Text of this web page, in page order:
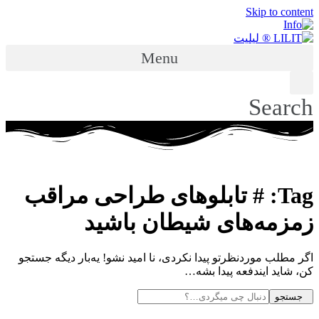
Skip to content
Menu
Search
Tag: # تابلوهای طراحی مراقب
زمزمه‌های شیطان باشید
اگر مطلب موردنظرتو پیدا نکردی، نا امید نشو! یه‌بار دیگه جستجو
کن، شاید ایندفعه پیدا بشه…
جستجو